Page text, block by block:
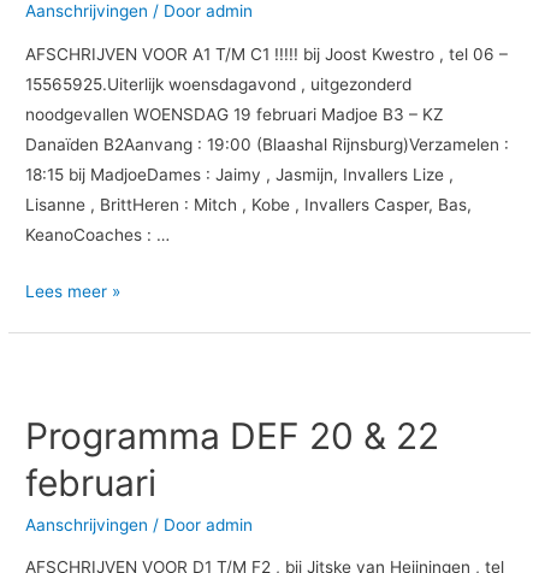
Aanschrijvingen / Dooradmin
AFSCHRIJVEN VOOR A1 T/M C1 !!!!! bij Joost Kwestro , tel 06 –
15565925.Uiterlijk woensdagavond , uitgezonderd
noodgevallen WOENSDAG 19 februari Madjoe B3 – KZ
Danaïden B2Aanvang : 19:00 (Blaashal Rijnsburg)Verzamelen :
18:15 bij MadjoeDames : Jaimy , Jasmijn, Invallers Lize ,
Lisanne , BrittHeren : Mitch , Kobe , Invallers Casper, Bas,
KeanoCoaches : …
Lees meer »
Programma DEF 20 & 22
februari
Aanschrijvingen / Dooradmin
AFSCHRIJVEN VOOR D1 T/M F2 , bij Jitske van Heijningen , tel
20
22
februari